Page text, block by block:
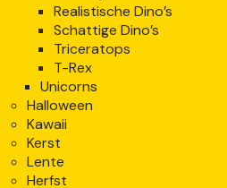
Realistische Dino’s
Schattige Dino’s
Triceratops
T-Rex
Unicorns
Halloween
Kawaii
Kerst
Lente
Herfst